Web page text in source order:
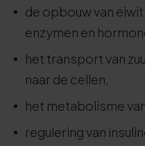
de opbouw van
enzymen en
het transport van
naar de cellen,
het metabolisme
regulering van